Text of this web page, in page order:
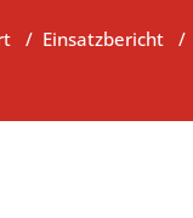
/ Einsatzbericht /